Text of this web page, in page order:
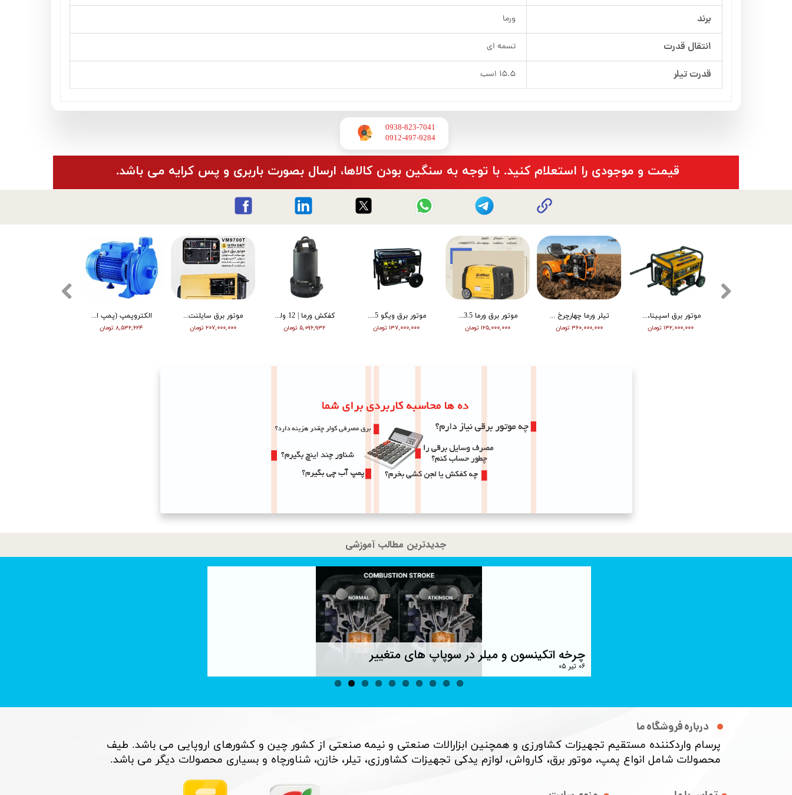
برند ورما
انتقال قدرت تسمه ای
قدرت تیلر ۱۵.۵ اسب
0938-823-7041
​​​​​​​0912-497-9284
​قیمت و موجودی را استعلام کنید. با توجه به سنگین بودن کالاها، ارسال بصورت باربری و پس کرایه می باشد.
الکتروپمپ (پمپ اب ) ویگو بشقابی 0/5 اسب پروانه پلاستیک CPM130
۸,۵۳۲,۶۲۴ تومان
موتور برق سایلنت ورما گازوییلی 7 کیلووات VM9700T
۲۰۷,۰۰۰,۰۰۰ تومان
کفکش ورما | 12 ولت | 20 متری | 1 اینچ | مشکی | VMDC-12V 1
۵,۰۹۶,۹۳۲ تومان
موتور برق ویگو 8.5 کیلووات بنزینی سه فاز WG11500T
۱۳۷,۰۰۰,۰۰۰ تومان
موتور برق ورما 3.5 کیلووات سایلنت اینورتر ریموت دار VM6500i
۱۲۵,۰۰۰,۰۰۰ تومان
تیلر ورما چهارچرخ (مینی تراکتور) ، دیزل ، چرخ بزرگ ، دوچراغ، استارت vm001
۳۶۰,۰۰۰,۰۰۰ تومان
موتور برق اسپینا، تکفاز 8 کیلو وات، ATS دار مدل SP18000E
۱۳۲,۰۰۰,۰۰۰ تومان
جدیدترین مطالب آموزشی
چرخه اتکینسون و میلر در سوپاپ های متغییر
۰۶ تیر ۰۵
درباره فروشگاه ما
پرسام واردکننده مستقیم تجهیزات کشاورزی و همچنین ابزارالات صنعتی و نیمه صنعتی از کشور چین و کشورهای اروپایی می باشد. طیف
محصولات شامل انواع پمپ، موتور برق، کارواش، لوازم یدکی تجهیزات کشاورزی، تیلر، خازن، شناورچاه و بسیاری محصولات دیگر می باشد. ​​​​​​​